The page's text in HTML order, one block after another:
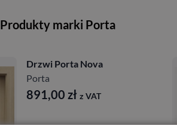
Produkty marki Porta
Drzwi Porta Nova
Porta
891,00 zł z VAT